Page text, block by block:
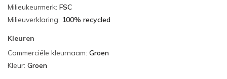
Milieukeurmerk: FSC
Milieuverklaring: 100% recycled
Kleuren
Commerciële kleurnaam: Groen
Kleur: Groen